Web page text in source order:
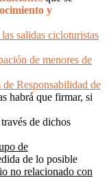
y
salidas cicloturistas
de menores de
Responsabilidad de
habrá que firmar, si
de dichos
de
de lo posible
no relacionado con